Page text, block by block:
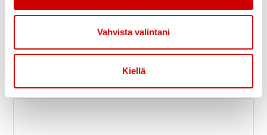
Vahvista valintani
Kiellä
8
Bussimatka
Paimion-Sauvon Sydänyhdistys Ry